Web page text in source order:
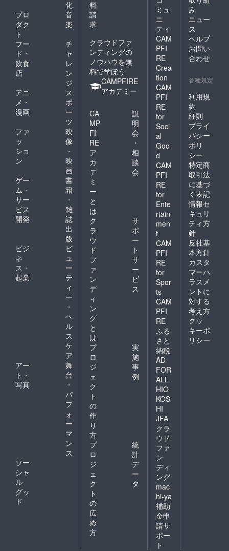
化
プロ
ダク
ト
音
楽
フー
ド・
飲食
店
チ
ャ
レ
ン
ジ
アニ
メ・
漫画
ス
ポ
ー
ツ
ファ
ッ
ショ
ン
映
像
・
映
画
ゲー
ム・
サー
ビス
開発
書
籍
・
雑
誌
出
版
ビジ
ネ
ス・
起業
ビ
ュ
ー
テ
ィ
ー
・
ヘ
ル
ス
ケ
ア
アー
ト・
写真
舞
台
・
パ
フ
ォ
ー
マ
ン
ス
ソー
シャ
ル
グッ
ド
料
請
求
クラウドファ
ンディングの
ノウハウを無
料で学ぼう
CAMPFIRE
アカデミー
CA
MP
FI
RE
ア
カ
デ
ミ
ー
と
は
説
明
会
・
相
談
会
ク
ラ
ウ
ド
フ
ァ
ン
デ
ィ
ン
グ
と
は
サ
ポ
ー
ト
サ
ー
ビ
ス
プ
ロ
ジ
ェ
ク
ト
の
作
り
方
実
施
事
例
プ
ロ
ジ
ェ
ク
ト
の
広
め
方
統
計
デ
ー
タ
ミュ
ニ
ティ
CAM
PFI
RE
Crea
tion
CAM
PFI
RE
for
Soci
al
Goo
d
CAM
PFI
RE
for
Ente
rtain
men
t
CAM
PFI
RE
for
Spor
ts
CAM
PFI
RE
ふる
さと
納税
AD
FOR
ALL
HIO
KOS
HI
JFA
クラ
ウド
ファ
ン
ディ
ング
mac
hi-ya
補助
金申
請サ
ポー
ト
み
ニュー
ス
ヘルプ
お問い
合わせ
各種規定
利用規
約
細則
プライ
バシー
ポリ
シー
特定商
取引法
に基づ
く表記
情報セ
キュリ
ティ方
針
反社基
本方針
カスタ
マーハ
ラスメ
ントに
対する
考え方
クッ
キーポ
リシー